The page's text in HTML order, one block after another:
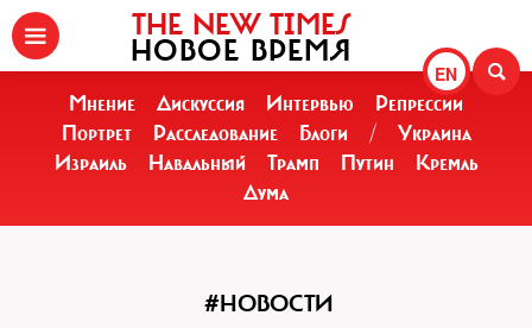
EN
THE NEW TIMES
НОВОЕ ВРЕМЯ
Мнение Дискуссия Интервью
Репрессии
Портрет
Расследование Блоги /
Украина
Израиль
Навальный Трамп Путин
Кремль
Дума
#НОВОСТИ